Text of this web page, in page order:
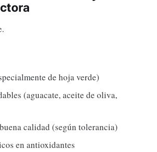
de hoja verde)
(aguacate, aceite de oliva,
calidad (según tolerancia)
en antioxidantes